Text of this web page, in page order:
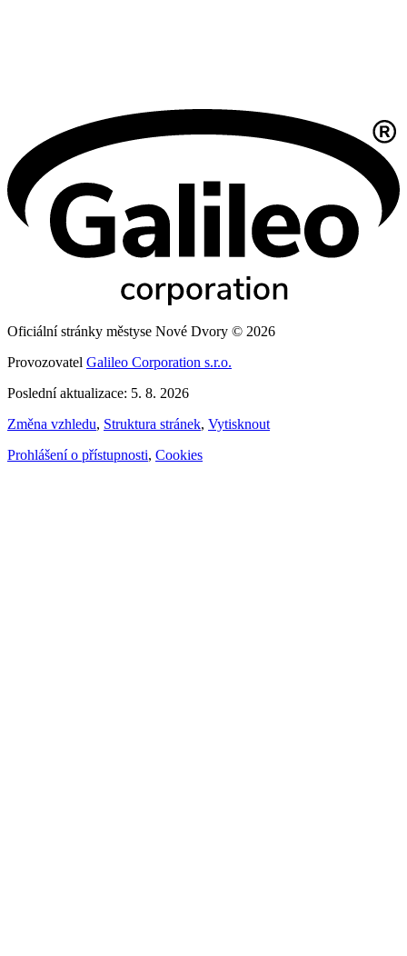
Oficiální stránky městyse Nové Dvory © 2026
Provozovatel Galileo Corporation s.r.o.
Poslední aktualizace: 5. 8. 2026
Změna vzhledu, Struktura stránek, Vytisknout
Prohlášení o přístupnosti, Cookies